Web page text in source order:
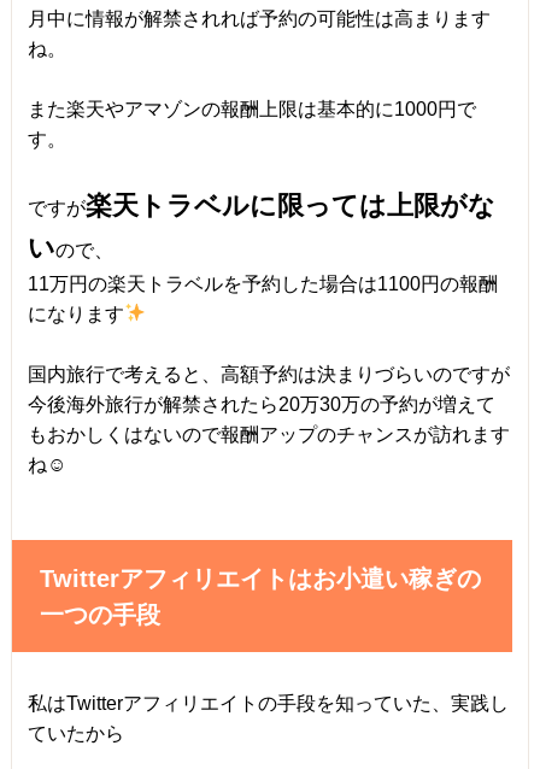
月中に情報が解禁されれば予約の可能性は高まります
ね。
また楽天やアマゾンの報酬上限は基本的に1000円で
す。
ですが楽天トラベルに限っては上限がな
いので、
11万円の楽天トラベルを予約した場合は1100円の報酬
になります
国内旅行で考えると、高額予約は決まりづらいのですが
今後海外旅行が解禁されたら20万30万の予約が増えて
もおかしくはないので報酬アップのチャンスが訪れます
ね☺
Twitterアフィリエイトはお小遣い稼ぎの
一つの手段
私はTwitterアフィリエイトの手段を知っていた、実践し
ていたから